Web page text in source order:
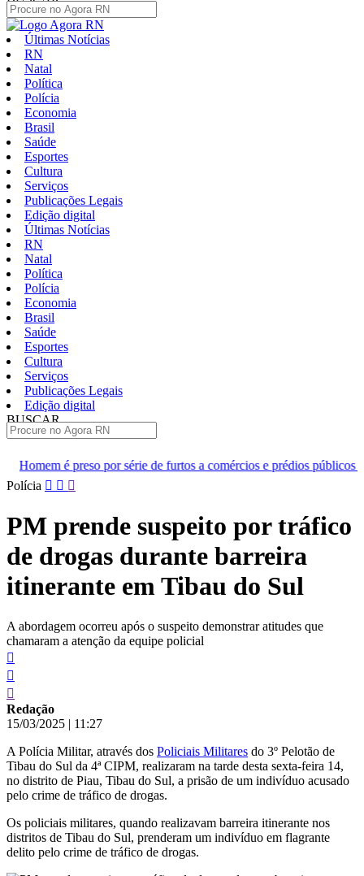
Últimas Notícias
RN
Natal
Política
Polícia
Economia
Brasil
Saúde
Esportes
Cultura
Serviços
Publicações Legais
Edição digital
Últimas Notícias
RN
Natal
Política
Polícia
Economia
Brasil
Saúde
Esportes
Cultura
Serviços
Publicações Legais
Edição digital
BUSCAR
série de furtos a comércios e prédios públicos em Macau
Pular
conteúdo
Polícia
PM prende suspeito por tráfico
de drogas durante barreira
itinerante em Tibau do Sul
A abordagem ocorreu após o suspeito demonstrar atitudes que
chamaram a atenção da equipe policial
Redação
15/03/2025 | 11:27
A Polícia Militar, através dos Policiais Militares do 3º Pelotão de
Tibau do Sul da 4ª CIPM, realizaram na tarde desta sexta-feira 14,
no distrito de Piau, Tibau do Sul, a prisão de um indivíduo acusado
pelo crime de tráfico de drogas.
Os policiais militares, quando realizavam barreira itinerante nos
distritos de Tibau do Sul, prenderam um indivíduo em flagrante
delito pelo crime de tráfico de drogas.